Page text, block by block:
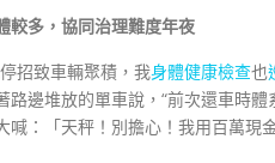
較多，協同治理難度年夜
招致車輛聚積，我身體健康檢查也
路邊堆放的單車說，“前次還車時
喊：「天秤！別擔心！我用百萬現